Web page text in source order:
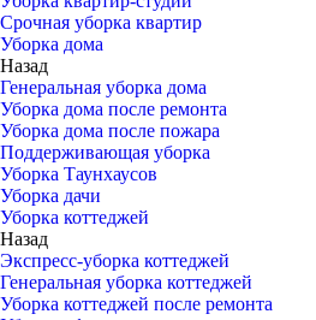
Срочная уборка квартир
Уборка дома
Назад
Генеральная уборка дома
Уборка дома после ремонта
Уборка дома после пожара
Поддерживающая уборка
Уборка Таунхаусов
Уборка дачи
Уборка коттеджей
Назад
Экспресс-уборка коттеджей
Генеральная уборка коттеджей
Уборка коттеджей после ремонта